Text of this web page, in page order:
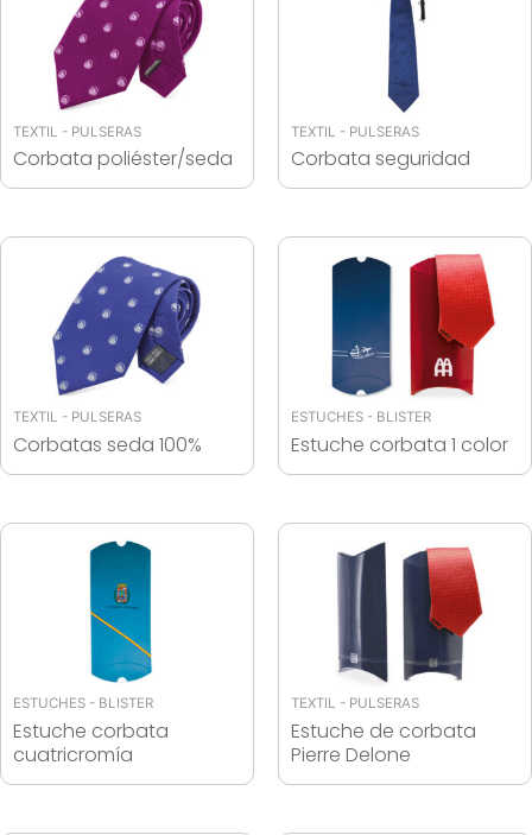
TEXTIL - PULSERAS
Corbata poliéster/seda
TEXTIL - PULSERAS
Corbata seguridad
TEXTIL - PULSERAS
Corbatas seda 100%
ESTUCHES - BLISTER
Estuche corbata 1 color
ESTUCHES - BLISTER
Estuche corbata
cuatricromía
TEXTIL - PULSERAS
Estuche de corbata
Pierre Delone